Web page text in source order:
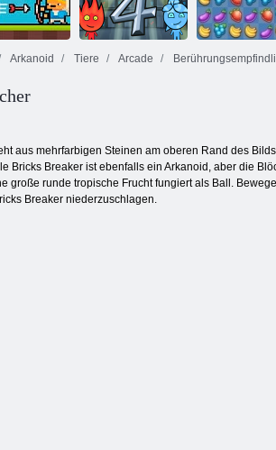
-Krieger
Fisch im
Leerlauf
Adventure:
Roter
Battles
Arkanoid Tiere Arcade
aus mehrfarbigen Steinen am oberen Rand des
Bricks Breaker ist ebenfalls ein Arkanoid, aber die
große runde tropische Frucht fungiert als Ball.
Breaker niederzuschlagen.